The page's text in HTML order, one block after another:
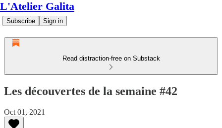
L'Atelier Galita
Subscribe Sign in
Read distraction-free on Substack
Les découvertes de la semaine #42
Oct 01, 2021